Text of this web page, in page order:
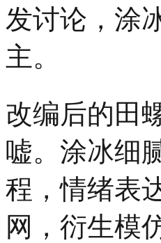
时
尚
杭
州」
帛
奖
第
31
届
国
国
际
青
发讨论，涂
主。
改编后的田
嘘。涂冰细
程，情绪表
网，衍生模